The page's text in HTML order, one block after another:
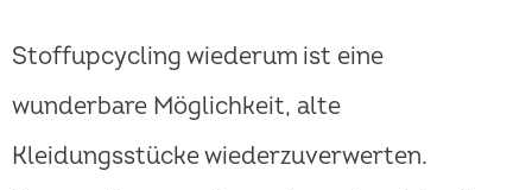
Stoffupcycling wiederum ist eine
wunderbare Möglichkeit, alte
Kleidungsstücke wiederzuverwerten.